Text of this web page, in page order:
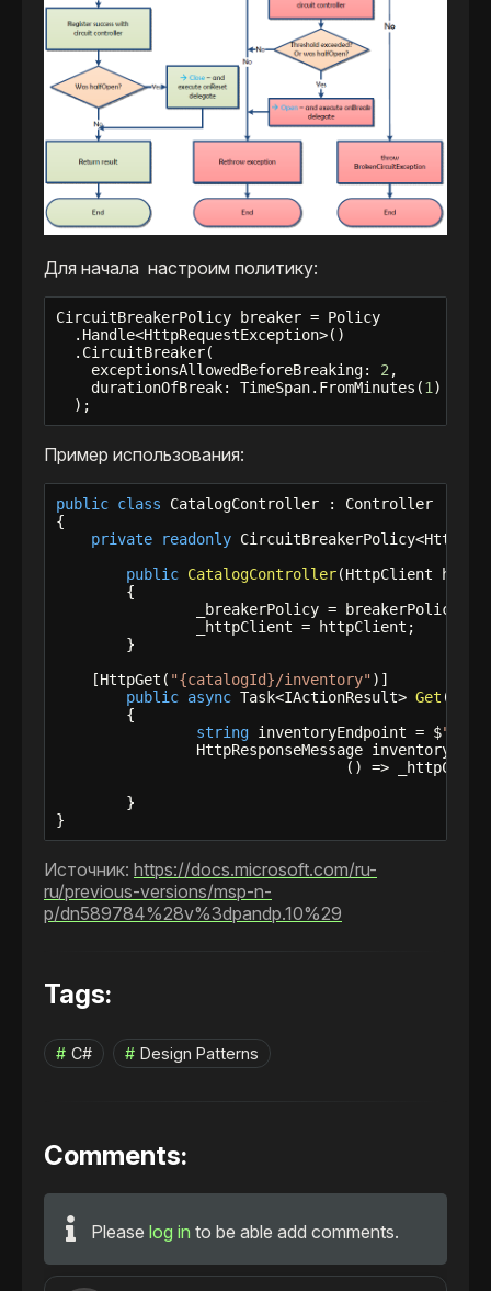
Для начала настроим политику:
CircuitBreakerPolicy breaker = Policy
  .Handle<HttpRequestException>()
  .CircuitBreaker(
    exceptionsAllowedBeforeBreaking:
2,
    durationOfBreak: TimeSpan.FromMinutes(
1)
  );
Пример использования:
public class CatalogController : Controller
{
private
readonly
public CatalogController(HttpClient
    [HttpGet(
"{catalogId}/inventory")]
public async Task<IActionResult> Get (
string inventoryEndpoint = $
HttpResponseMessage
}
Источник: https://docs.microsoft.com/ru-
ru/previous-versions/msp-n-
p/dn589784%28v%3dpandp.10%29
Tags:
C# Design Patterns
Comments:
Please log in to be able add comments.